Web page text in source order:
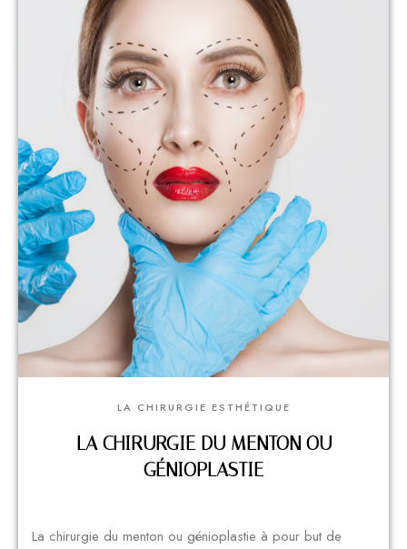
LA CHIRURGIE ESTHÉTIQUE
LA CHIRURGIE DU MENTON OU
GÉNIOPLASTIE
La chirurgie du menton ou génioplastie à pour but de